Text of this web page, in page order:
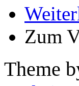
Zum
Theme